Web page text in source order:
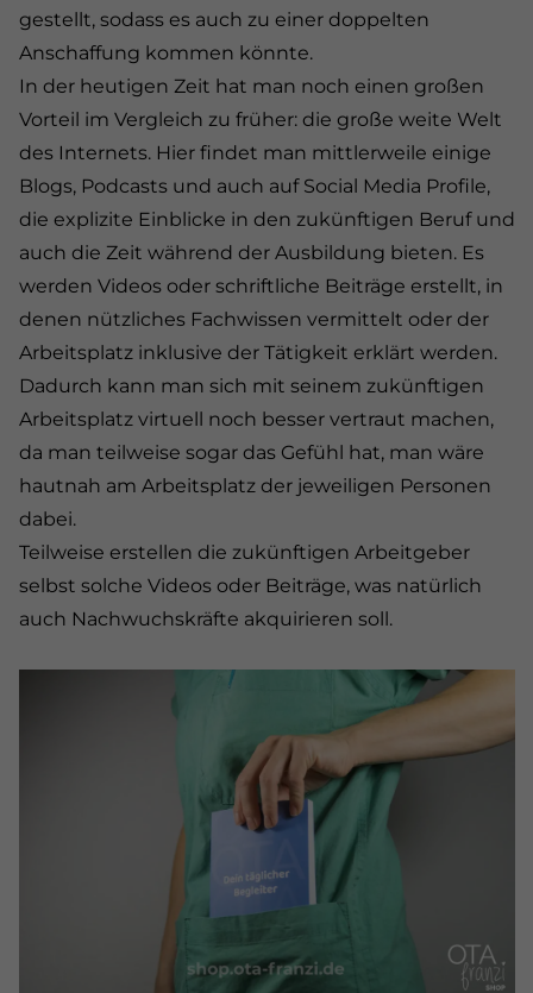
gestellt, sodass es auch zu einer doppelten
Anschaffung kommen könnte.
In der heutigen Zeit hat man noch einen großen
Vorteil im Vergleich zu früher: die große weite Welt
des Internets. Hier findet man mittlerweile einige
Blogs, Podcasts und auch auf Social Media Profile,
die explizite Einblicke in den zukünftigen Beruf und
auch die Zeit während der Ausbildung bieten. Es
werden Videos oder schriftliche Beiträge erstellt, in
denen nützliches Fachwissen vermittelt oder der
Arbeitsplatz inklusive der Tätigkeit erklärt werden.
Dadurch kann man sich mit seinem zukünftigen
Arbeitsplatz virtuell noch besser vertraut machen,
da man teilweise sogar das Gefühl hat, man wäre
hautnah am Arbeitsplatz der jeweiligen Personen
dabei.
Teilweise erstellen die zukünftigen Arbeitgeber
selbst solche Videos oder Beiträge, was natürlich
auch Nachwuchskräfte akquirieren soll.